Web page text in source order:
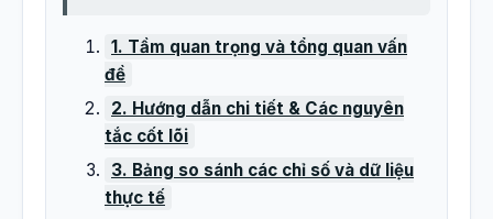
1. Tầm quan trọng và tổng quan vấn
đề
2. Hướng dẫn chi tiết & Các nguyên
tắc cốt lõi
3. Bảng so sánh các chỉ số và dữ liệu
thực tế